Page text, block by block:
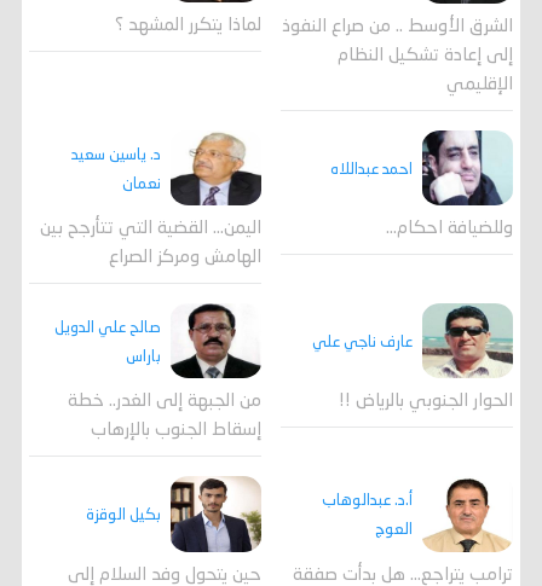
الشرق الأوسط .. من صراع النفوذ
إلى إعادة تشكيل النظام
الإقليمي
لماذا يتكرر المشهد ؟
احمد عبداللاه
وللضيافة احكام…
د. ياسين سعيد
نعمان
اليمن… القضية التي تتأرجح بين
الهامش ومركز الصراع
عارف ناجي علي
الحوار الجنوبي بالرياض !!
صالح علي الدويل
باراس
من الجبهة إلى الغدر.. خطة
إسقاط الجنوب بالإرهاب
أ.د. عبدالوهاب
العوج
ترامب يتراجع... هل بدأت صفقة
بكيل الوقزة
حين يتحول وفد السلام إلى